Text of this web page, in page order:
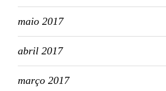
maio 2017
abril 2017
março 2017